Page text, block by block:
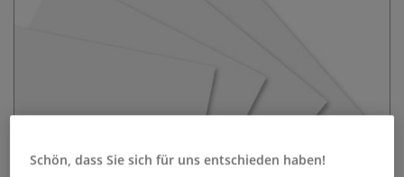
Schön, dass Sie sich für uns entschieden haben!